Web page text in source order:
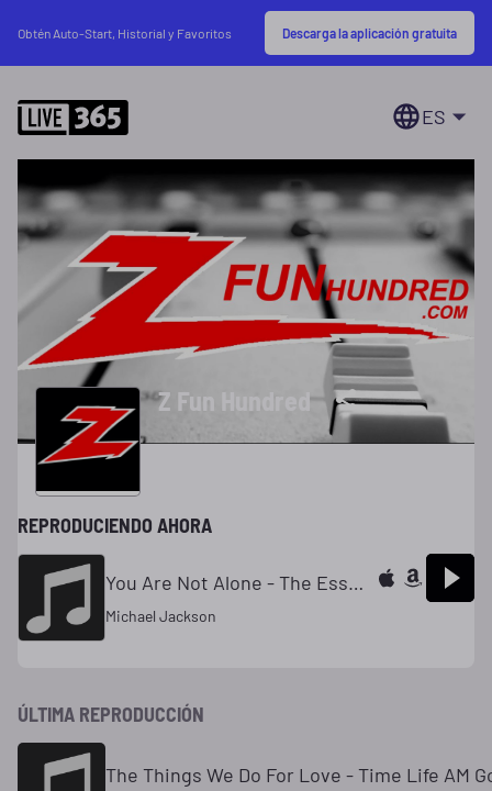
Obtén Auto-Start, Historial y Favoritos Descarga la aplicación gratuita
ES
Z Fun Hundred
REPRODUCIENDO AHORA
You Are Not Alone - The Essential Michael Jackson, Disc 2
Michael Jackson
ÚLTIMA REPRODUCCIÓN
The Things We Do For Love - Time Life AM